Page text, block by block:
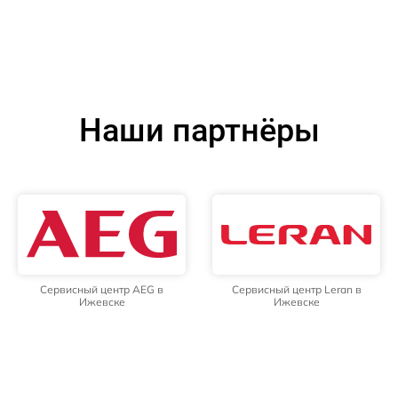
Наши партнёры
Сервисный центр AEG в
Ижевске
Сервисный центр Leran в
Ижевске